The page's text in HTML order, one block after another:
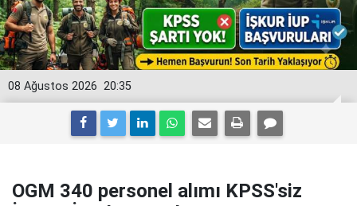
20:35
08 Ağustos 2026
OGM 340 personel alımı KPSS'siz